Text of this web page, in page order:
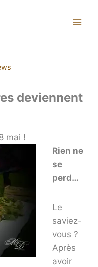
deviennent
mai !
Rien ne
se
perd…
Le
saviez-
vous ?
Après
avoir